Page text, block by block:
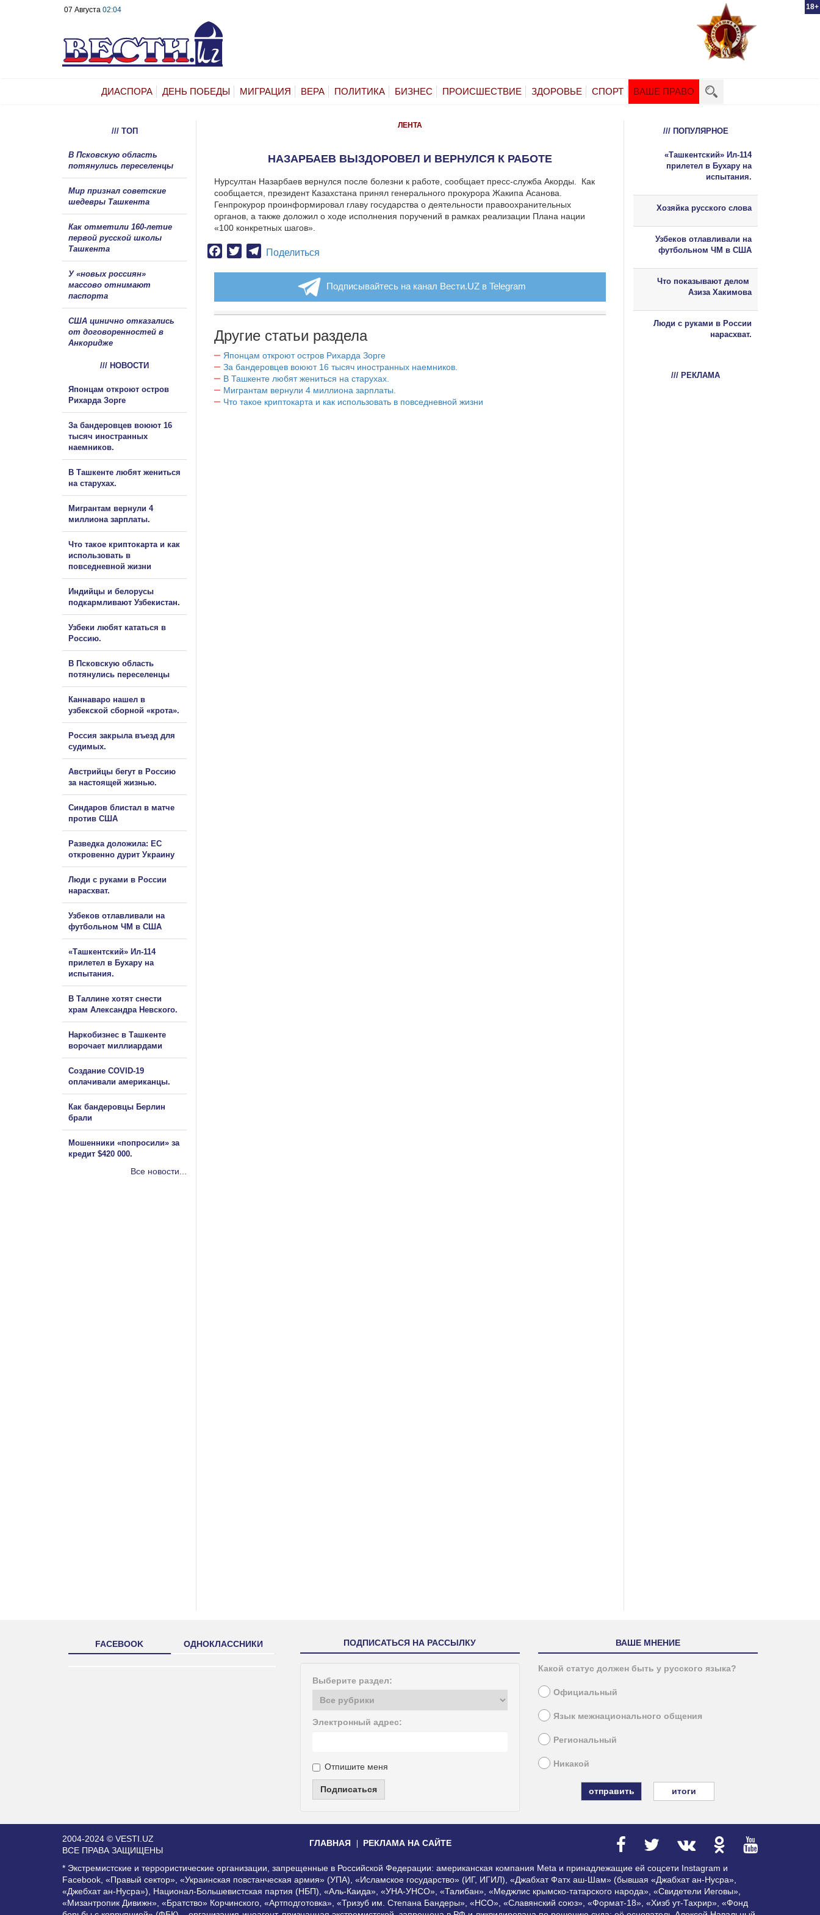
18+
07 Августа 02:04
ДИАСПОРА ДЕНЬ ПОБЕДЫ МИГРАЦИЯ ВЕРА ПОЛИТИКА БИЗНЕС ПРОИСШЕСТВИЕ ЗДОРОВЬЕ СПОРТ ВАШЕ ПРАВО
ЛЕНТА
НАЗАРБАЕВ ВЫЗДОРОВЕЛ И ВЕРНУЛСЯ К РАБОТЕ
Нурсултан Назарбаев вернулся после болезни к работе, сообщает пресс-служба Акорды. Как
сообщается, президент Казахстана принял генерального прокурора Жакипа Асанова.
Генпрокурор проинформировал главу государства о деятельности правоохранительных
органов, а также доложил о ходе исполнения поручений в рамках реализации Плана нации
«100 конкретных шагов».
Facebook
TwitterTelegram
Поделиться
Подписывайтесь на канал Вести.UZ в Telegram
Другие статьи раздела
Японцам откроют остров Рихарда Зорге
За бандеровцев воюют 16 тысяч иностранных наемников.
В Ташкенте любят жениться на старухах.
Мигрантам вернули 4 миллиона зарплаты.
Что такое криптокарта и как использовать в повседневной жизни
/// ТОП
В Псковскую область
потянулись переселенцы
Мир признал советские
шедевры Ташкента
Как отметили 160-летие
первой русской школы
Ташкента
У «новых россиян»
массово отнимают
паспорта
США цинично отказались
от договоренностей в
Анкоридже
/// НОВОСТИ
Японцам откроют остров
Рихарда Зорге
За бандеровцев воюют 16
тысяч иностранных
наемников.
В Ташкенте любят жениться
на старухах.
Мигрантам вернули 4
миллиона зарплаты.
Что такое криптокарта и как
использовать в
повседневной жизни
Индийцы и белорусы
подкармливают Узбекистан.
Узбеки любят кататься в
Россию.
В Псковскую область
потянулись переселенцы
Каннаваро нашел в
узбекской сборной «крота».
Россия закрыла въезд для
судимых.
Австрийцы бегут в Россию
за настоящей жизнью.
Синдаров блистал в матче
против США
Разведка доложила: ЕС
откровенно дурит Украину
Люди с руками в России
нарасхват.
Узбеков отлавливали на
футбольном ЧМ в США
«Ташкентский» Ил-114
прилетел в Бухару на
испытания.
В Таллине хотят снести
храм Александра Невского.
Наркобизнес в Ташкенте
ворочает миллиардами
Создание COVID-19
оплачивали американцы.
Как бандеровцы Берлин
брали
Мошенники «попросили» за
кредит $420 000.
Все новости...
/// ПОПУЛЯРНОЕ
«Ташкентский» Ил-114
прилетел в Бухару на
испытания.
Хозяйка русского слова
Узбеков отлавливали на
футбольном ЧМ в США
Что показывают делом
Азиза Хакимова
Люди с руками в России
нарасхват.
/// РЕКЛАМА
FACEBOOK ОДНОКЛАССНИКИ ПОДПИСАТЬСЯ НА РАССЫЛКУ
Выберите раздел:
Электронный адрес:
Отпишите меня
Подписаться
ВАШЕ МНЕНИЕ
Какой статус должен быть у русского языка?
Официальный
Язык межнационального общения
Региональный
Никакой
итоги
2004-2024 © VESTI.UZ
ВСЕ ПРАВА ЗАЩИЩЕНЫ
ГЛАВНАЯ РЕКЛАМА НА САЙТЕ
* Экстремистские и террористические организации, запрещенные в Российской Федерации: американская компания Meta и принадлежащие ей соцсети Instagram и
Facebook, «Правый сектор», «Украинская повстанческая армия» (УПА), «Исламское государство» (ИГ, ИГИЛ), «Джабхат Фатх аш-Шам» (бывшая «Джабхат ан-Нусра»,
«Джебхат ан-Нусра»), Национал-Большевистская партия (НБП), «Аль-Каида», «УНА-УНСО», «Талибан», «Меджлис крымско-татарского народа», «Свидетели Иеговы»,
«Мизантропик Дивижн», «Братство» Корчинского, «Артподготовка», «Тризуб им. Степана Бандеры», «НСО», «Славянский союз», «Формат-18», «Хизб ут-Тахрир», «Фонд